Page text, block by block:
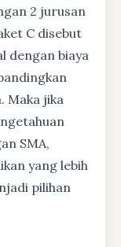
2 jurusan
C disebut
dengan biaya
Maka jika
SMA,
yang lebih
pilihan